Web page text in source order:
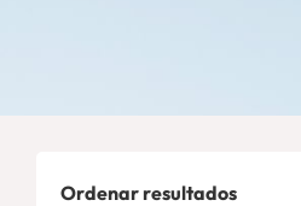
Ordenar resultados